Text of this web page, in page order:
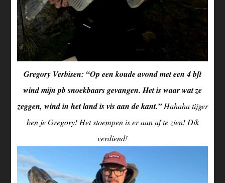
Gregory Verbisen: “Op een koude avond met een 4 bft
wind mijn pb snoekbaars gevangen. Het is waar wat ze
zeggen, wind in het land is vis aan de kant.”Hahaha tijger
ben je Gregory! Het stoempen is er aan af te zien! Dik
verdiend!